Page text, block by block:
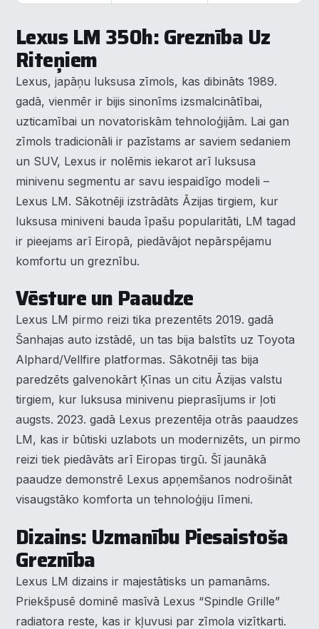
Lexus LM 350h: Greznība Uz
Riteņiem
Lexus, japāņu luksusa zīmols, kas dibināts 1989.
gadā, vienmēr ir bijis sinonīms izsmalcinātībai,
uzticamībai un novatoriskām tehnoloģijām. Lai gan
zīmols tradicionāli ir pazīstams ar saviem sedaniem
un SUV, Lexus ir nolēmis iekarot arī luksusa
minivenu segmentu ar savu iespaidīgo modeli –
Lexus LM. Sākotnēji izstrādāts Āzijas tirgiem, kur
luksusa miniveni bauda īpašu popularitāti, LM tagad
ir pieejams arī Eiropā, piedāvājot nepārspējamu
komfortu un greznību.
Vēsture un Paaudze
Lexus LM pirmo reizi tika prezentēts 2019. gadā
Šanhajas auto izstādē, un tas bija balstīts uz Toyota
Alphard/Vellfire platformas. Sākotnēji tas bija
paredzēts galvenokārt Ķīnas un citu Āzijas valstu
tirgiem, kur luksusa minivenu pieprasījums ir ļoti
augsts. 2023. gadā Lexus prezentēja otrās paaudzes
LM, kas ir būtiski uzlabots un modernizēts, un pirmo
reizi tiek piedāvāts arī Eiropas tirgū. Šī jaunākā
paaudze demonstrē Lexus apņemšanos nodrošināt
visaugstāko komforta un tehnoloģiju līmeni.
Dizains: Uzmanību Piesaistoša
Greznība
Lexus LM dizains ir majestātisks un pamanāms.
Priekšpusē dominē masīvā Lexus “Spindle Grille”
radiatora reste, kas ir kļuvusi par zīmola vizītkarti.